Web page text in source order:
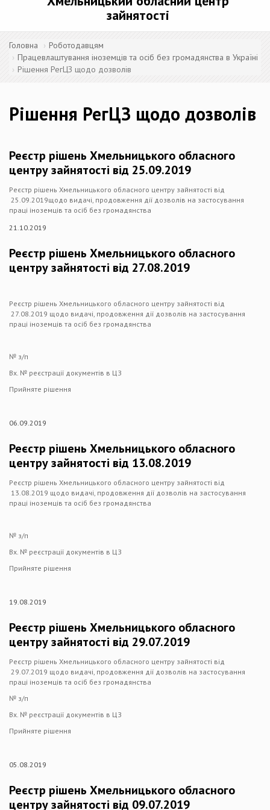
зайнятості
Головна
Роботодавцям
Працевлаштування іноземців та осіб без громадянства в Україні
Рішення РегЦЗ щодо дозволів
Рішення РегЦЗ щодо дозволів
Реєстр рішень Хмельницького обласного
центру зайнятості від 25.09.2019
Реєстр рішень Хмельницького обласного центру зайнятості від
25.09.2019щодо видачі, продовження дії дозволів на застосування
праці іноземців та осіб без громадянства
21.10.2019
Реєстр рішень Хмельницького обласного
центру зайнятості від 27.08.2019
Реєстр рішень Хмельницького обласного центру зайнятості від
27.08.2019 щодо видачі, продовження дії дозволів на застосування
праці іноземців та осіб без громадянства
№ з/п
Вх. № реєстрації документів в ЦЗ
Прийняте рішення
06.09.2019
Реєстр рішень Хмельницького обласного
центру зайнятості від 13.08.2019
Реєстр рішень Хмельницького обласного центру зайнятості від
13.08.2019 щодо видачі, продовження дії дозволів на застосування
праці іноземців та осіб без громадянства
№ з/п
Вх. № реєстрації документів в ЦЗ
Прийняте рішення
19.08.2019
Реєстр рішень Хмельницького обласного
центру зайнятості від 29.07.2019
Реєстр рішень Хмельницького обласного центру зайнятості від
29.07.2019 щодо видачі, продовження дії дозволів на застосування
праці іноземців та осіб без громадянства
№ з/п
Вх. № реєстрації документів в ЦЗ
Прийняте рішення
05.08.2019
Реєстр рішень Хмельницького обласного
центру зайнятості від 09.07.2019